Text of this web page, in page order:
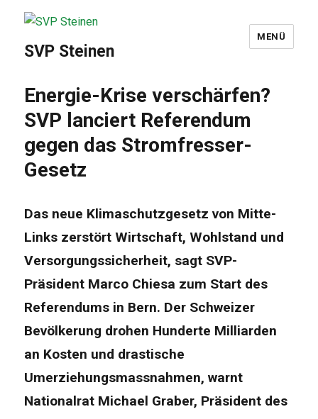
SVP Steinen
MENÜ
Energie-Krise verschärfen?
SVP lanciert Referendum
gegen das Stromfresser-
Gesetz
Das neue Klimaschutzgesetz von Mitte-
Links zerstört Wirtschaft, Wohlstand und
Versorgungssicherheit, sagt SVP-
Präsident Marco Chiesa zum Start des
Referendums in Bern. Der Schweizer
Bevölkerung drohen Hunderte Milliarden
an Kosten und drastische
Umerziehungsmassnahmen, warnt
Nationalrat Michael Graber, Präsident des